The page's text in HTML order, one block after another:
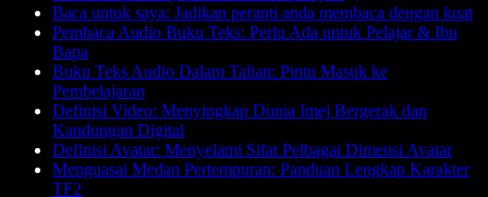
Baca untuk saya: Jadikan peranti anda membaca dengan kuat
Pembaca Audio Buku Teks: Perlu Ada untuk Pelajar & Ibu
Bapa
Buku Teks Audio Dalam Talian: Pintu Masuk ke
Pembelajaran
Definisi Video: Menyingkap Dunia Imej Bergerak dan
Kandungan Digital
Definisi Avatar: Menyelami Sifat Pelbagai Dimensi Avatar
Menguasai Medan Pertempuran: Panduan Lengkap Karakter
TF2